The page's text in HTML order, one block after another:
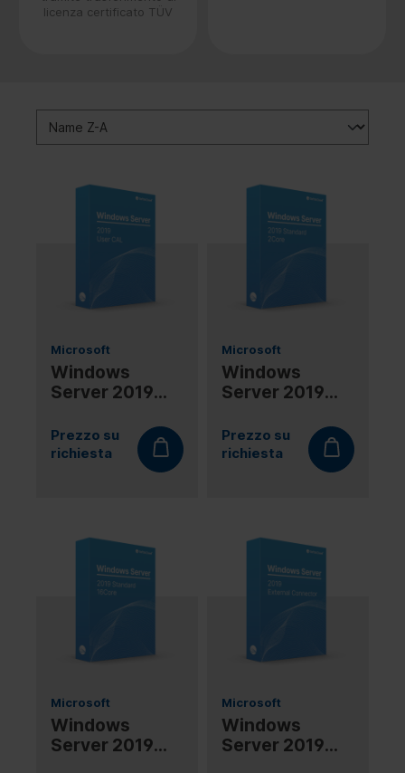
licenza certificato TÜV
Microsoft
Windows
Server 2019
Prezzo su
richiesta
Microsoft
Windows
Server 2019
2Core
Prezzo su
richiesta
Microsoft
Windows
Server 2019
Microsoft
Windows
Server 2019